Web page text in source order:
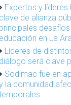
Expertos y
clave de alianza
principales
educación en La
Líderes de
diálogo será clave
Sodimac fue en
la comunidad